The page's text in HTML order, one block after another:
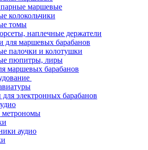
маршевые
колокольчики
томы
наплечные держатели
для маршевых барабанов
палочки и колотушки
пюпитры, лиры
маршевых барабанов
электронных барабанов
аудио